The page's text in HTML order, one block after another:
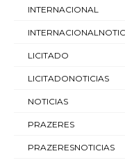
INTERNACIONAL
LICITADO
LICITADONOTICIAS
NOTICIAS
PRAZERES
PRAZERESNOTICIAS